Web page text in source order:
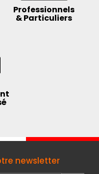
Professionnels
& Particuliers
newsletter